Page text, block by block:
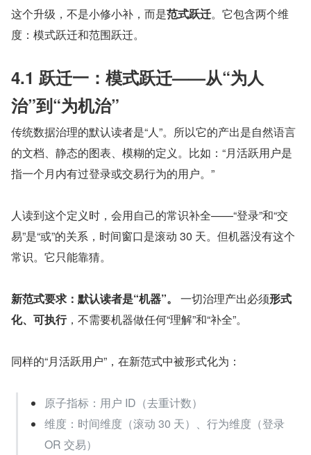
这个升级，不是小修小补，而是范式跃迁。它包含两个维
度：模式跃迁和范围跃迁。
4.1 跃迁一：模式跃迁——从“为人
治”到“为机治”
传统数据治理的默认读者是“人”。所以它的产出是自然语言
的文档、静态的图表、模糊的定义。比如：“月活跃用户是
指一个月内有过登录或交易行为的用户。”
人读到这个定义时，会用自己的常识补全——“登录”和“交
易”是“或”的关系，时间窗口是滚动 30 天。但机器没有这个
常识。它只能靠猜。
新范式要求：默认读者是“机器”。 一切治理产出必须形式
化、可执行，不需要机器做任何“理解”和“补全”。
同样的“月活跃用户”，在新范式中被形式化为：
原子指标：用户 ID（去重计数）
维度：时间维度（滚动 30 天）、行为维度（登录
OR 交易）